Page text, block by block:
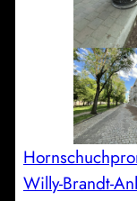
Willy-Brandt-